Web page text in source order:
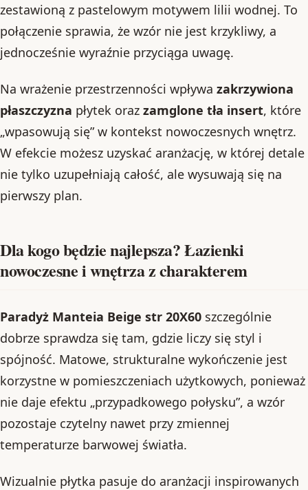
zestawioną z pastelowym motywem lilii wodnej. To
połączenie sprawia, że wzór nie jest krzykliwy, a
jednocześnie wyraźnie przyciąga uwagę.
Na wrażenie przestrzenności wpływa zakrzywiona
płaszczyzna płytek oraz zamglone tła insert, które
„wpasowują się” w kontekst nowoczesnych wnętrz.
W efekcie możesz uzyskać aranżację, w której detale
nie tylko uzupełniają całość, ale wysuwają się na
pierwszy plan.
Dla kogo będzie najlepsza? Łazienki
nowoczesne i wnętrza z charakterem
Paradyż Manteia Beige str 20X60 szczególnie
dobrze sprawdza się tam, gdzie liczy się styl i
spójność. Matowe, strukturalne wykończenie jest
korzystne w pomieszczeniach użytkowych, ponieważ
nie daje efektu „przypadkowego połysku”, a wzór
pozostaje czytelny nawet przy zmiennej
temperaturze barwowej światła.
Wizualnie płytka pasuje do aranżacji inspirowanych